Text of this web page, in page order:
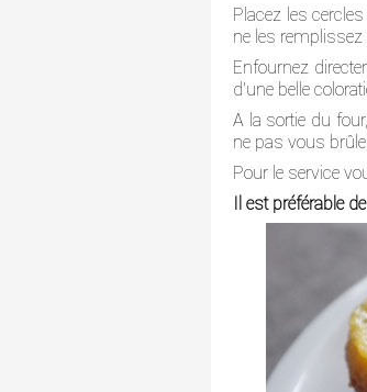
Placez les
ne les
Enfournez
d'une belle
A la sortie du
ne pas vous
Pour le service
Il est préférable